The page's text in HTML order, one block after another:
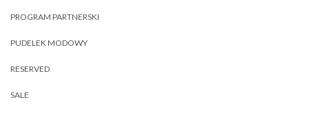
PROGRAM PARTNERSKI
PUDELEK MODOWY
RESERVED
SALE